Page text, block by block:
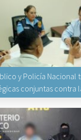
y Policía Nacional
conjuntas contra